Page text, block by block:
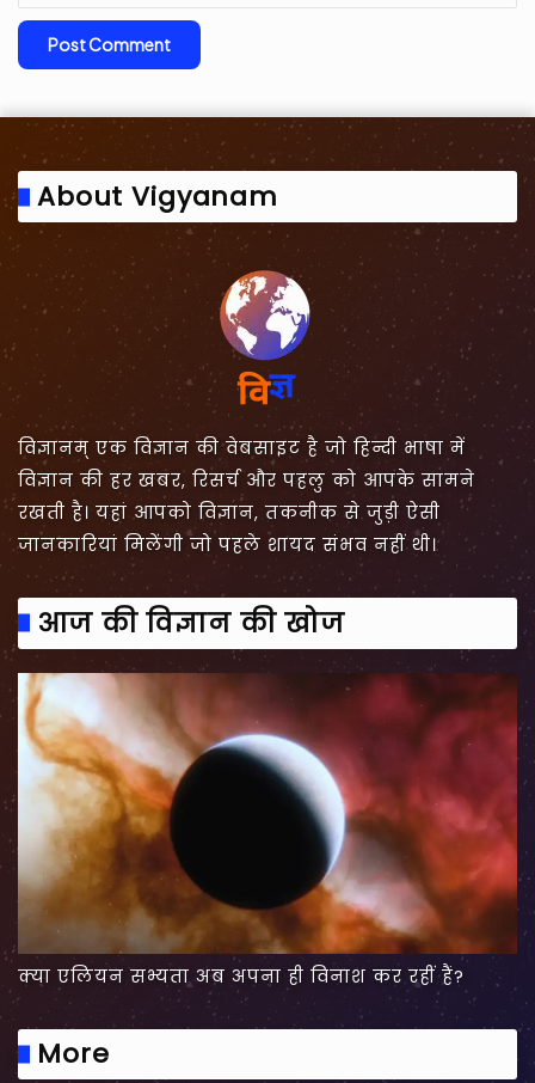
About Vigyanam
विज्ञानम् एक विज्ञान की वेबसाइट है जो हिन्दी भाषा में
विज्ञान की हर खबर, रिसर्च और पहलु को आपके सामने
रखती है। यहां आपको विज्ञान, तकनीक से जुड़ी ऐसी
जानकारियां मिलेंगी जो पहले शायद संभव नहीं थी।
आज की विज्ञान की खोज
क्या एलियन सभ्यता अब अपना ही विनाश कर रहीं हैं?
More